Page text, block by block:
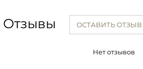
Отзывы ОСТАВИТЬ ОТЗЫВ
Нет отзывов